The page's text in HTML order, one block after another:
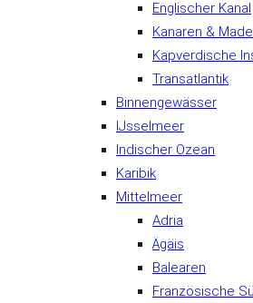
Englischer Kanal
Kanaren &
Kapverdische
Transatlantik
Binnengewässer
IJsselmeer
Indischer Ozean
Karibik
Mittelmeer
Adria
Ägäis
Balearen
Französische